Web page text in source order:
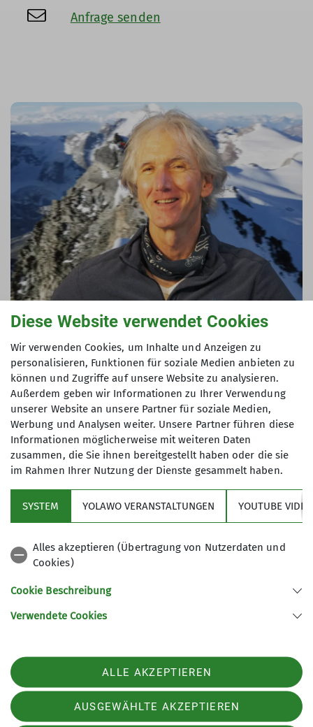
Anfrage senden
Werner Hogenkamp
Anfrage senden
Wissenswertes
Sektion Erfurt Alpin des Deutschen Alpenvereins e.V.
Telefon +4936134948403
Diese Website verwendet Cookies
Wir verwenden Cookies, um Inhalte und Anzeigen zu
personalisieren, Funktionen für soziale Medien anbieten zu
können und Zugriffe auf unsere Website zu analysieren.
Außerdem geben wir Informationen zu Ihrer Verwendung
unserer Website an unsere Partner für soziale Medien,
Werbung und Analysen weiter. Unsere Partner führen diese
Informationen möglicherweise mit weiteren Daten
zusammen, die Sie ihnen bereitgestellt haben oder die sie
im Rahmen Ihrer Nutzung der Dienste gesammelt haben.
SYSTEM YOLAWO VERANSTALTUNGEN YOUTUBE
Alles akzeptieren (Übertragung von Nutzerdaten und
Cookies)
Cookie Beschreibung
Verwendete Cookies
ALLE AKZEPTIEREN
AUSGEWÄHLTE AKZEPTIEREN